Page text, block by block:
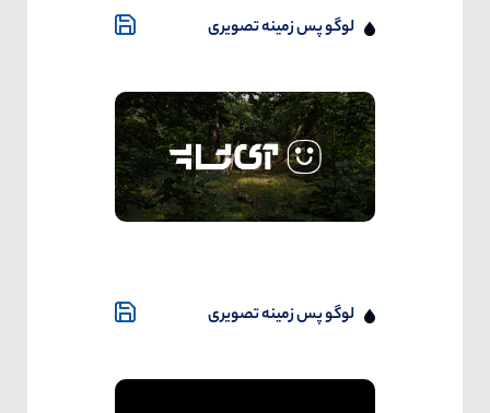
لوگو پس زمینه تصویری
لوگو پس زمینه تصویری